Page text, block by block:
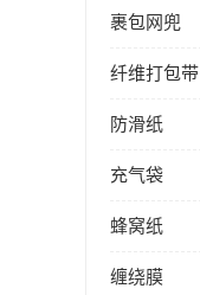
裹包网兜
纤维打包带
防滑纸
充气袋
蜂窝纸
缠绕膜